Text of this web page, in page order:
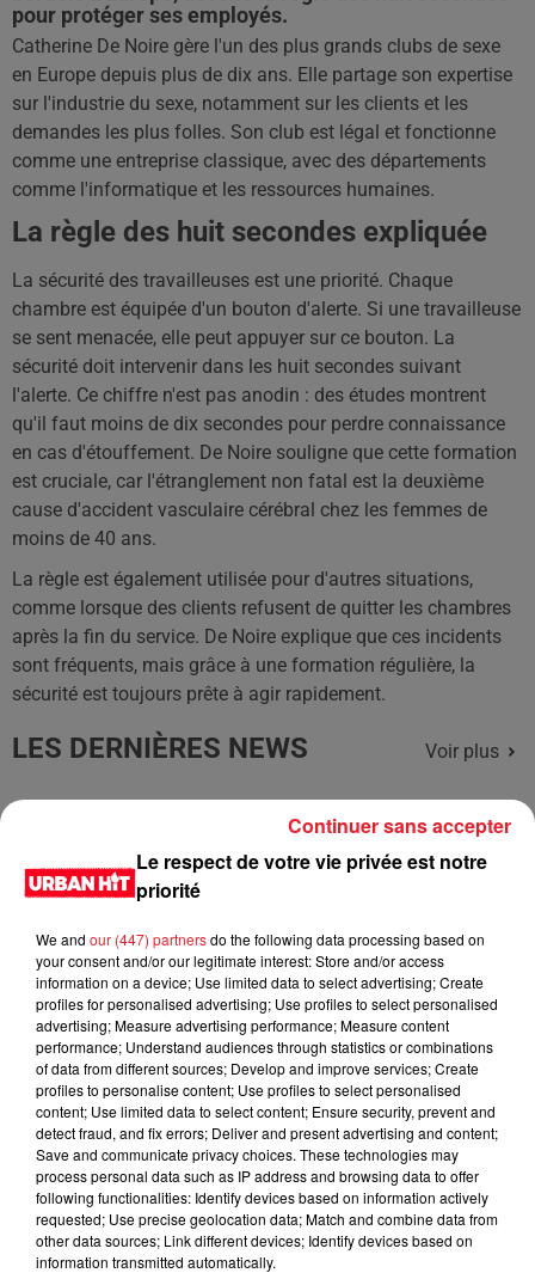
pour protéger ses employés.
Catherine De Noire gère l'un des plus grands clubs de sexe
en Europe depuis plus de dix ans. Elle partage son expertise
sur l'industrie du sexe, notamment sur les clients et les
demandes les plus folles. Son club est légal et fonctionne
comme une entreprise classique, avec des départements
comme l'informatique et les ressources humaines.
La règle des huit secondes expliquée
La sécurité des travailleuses est une priorité. Chaque
chambre est équipée d'un bouton d'alerte. Si une travailleuse
se sent menacée, elle peut appuyer sur ce bouton. La
sécurité doit intervenir dans les huit secondes suivant
l'alerte. Ce chiffre n'est pas anodin : des études montrent
qu'il faut moins de dix secondes pour perdre connaissance
en cas d'étouffement. De Noire souligne que cette formation
est cruciale, car l'étranglement non fatal est la deuxième
cause d'accident vasculaire cérébral chez les femmes de
moins de 40 ans.
La règle est également utilisée pour d'autres situations,
comme lorsque des clients refusent de quitter les chambres
après la fin du service. De Noire explique que ces incidents
sont fréquents, mais grâce à une formation régulière, la
sécurité est toujours prête à agir rapidement.
LES DERNIÈRES NEWS Voir plus
Jay-Z se bat contre la grand-mère
d'un homme prétendant être son fils
Cassie met fin à une ex-escorte
masculine dans sa bataille...
Des vitres tombent de la tour
Montparnasse : des désaccords
entre...
Le respect de votre vie privée est notre
priorité
We and our (447) partnersdo the following data processing based on
your consent and/or our legitimate interest: Store and/or access
information on a device; Use limited data to select advertising; Create
profiles for personalised advertising; Use profiles to select personalised
advertising; Measure advertising performance; Measure content
performance; Understand audiences through statistics or combinations
of data from different sources; Develop and improve services; Create
profiles to personalise content; Use profiles to select personalised
content; Use limited data to select content; Ensure security, prevent and
detect fraud, and fix errors; Deliver and present advertising and content;
Save and communicate privacy choices. These technologies may
process personal data such as IP address and browsing data to offer
following functionalities: Identify devices based on information actively
requested; Use precise geolocation data; Match and combine data from
other data sources; Link different devices; Identify devices based on
information transmitted automatically.
Continuer sans accepter